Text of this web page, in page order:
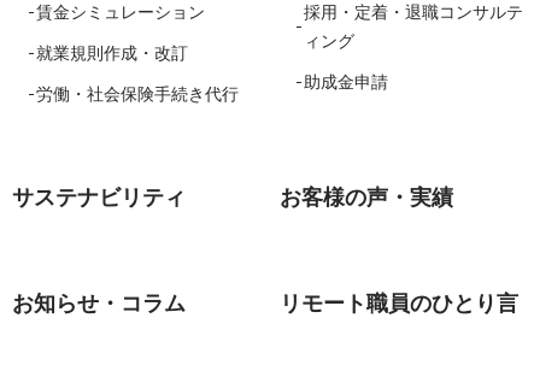
賃金シミュレーション
就業規則作成・改訂
労働・社会保険手続き代行
採用・定着・退職コンサルテ
ィング
助成金申請
サステナビリティ お客様の声・実績
お知らせ・コラム リモート職員のひとり言